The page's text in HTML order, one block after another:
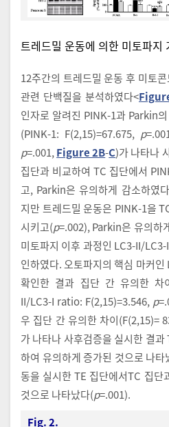
트레드밀 운동에 의한 미토파지
12주간의 트레드밀 운동 후 미토
관련 단백질을 분석하였다<
인자로 알려진 PINK-1과 Parkin
(PINK-1: F(2,15)=67.675, p
p=.001, Figure 2B-C)가 나타나
집단과 비교하여 TC 집단에서
고, Parkin은 유의하게 감소하였
지만 트레드밀 운동은 PINK-1을
시키고(p=.002), Parkin은 유의하
미토파지 이후 과정인 LC3-II/
인하였다. 오토파지의 핵심 마커
확인한 결과 집단 간 유의한 차
II/LC3-I ratio: F(2,15)=3.546, p
우 집단 간 유의한 차이(F(2,15)=
가 나타나 사후검증을 실시한 결
하여 유의하게 증가된 것으로 나타
동을 실시한 TE 집단에서TC 집단
것으로 나타났다(p=.001).
Fig. 2.